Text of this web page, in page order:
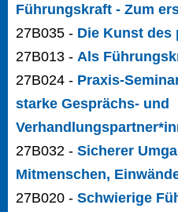
Führungskraft - Zum
27B035 - Die Kunst des
27B013 - Als
27B024 - Praxis-
starke Gesprächs- und
27B032 - Sicherer
Mitmenschen,
27B020 - Schwierige